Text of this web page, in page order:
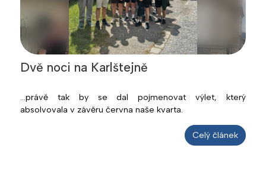
Dvě noci na Karlštejně
...právě tak by se dal pojmenovat výlet, který
absolvovala v závěru června naše kvarta.
Celý článek